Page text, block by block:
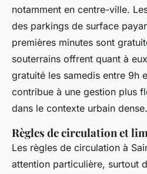
notamment en centre-ville.
des parkings de surface
premières minutes sont
souterrains offrent quant à
gratuité les samedis entre 9h
contribue à une gestion plus
dans le contexte urbain dense.
Règles de circulation et
Les règles de circulation à
attention particulière, surtout